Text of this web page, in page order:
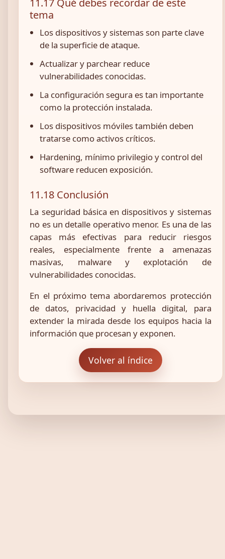
11.17 Qué debes recordar de este
tema
Los dispositivos y sistemas son parte clave
de la superficie de ataque.
Actualizar y parchear reduce
vulnerabilidades conocidas.
La configuración segura es tan importante
como la protección instalada.
Los dispositivos móviles también deben
tratarse como activos críticos.
Hardening, mínimo privilegio y control del
software reducen exposición.
11.18 Conclusión
La seguridad básica en dispositivos y sistemas
no es un detalle operativo menor. Es una de las
capas más efectivas para reducir riesgos
reales, especialmente frente a amenazas
masivas, malware y explotación de
vulnerabilidades conocidas.
En el próximo tema abordaremos protección
de datos, privacidad y huella digital, para
extender la mirada desde los equipos hacia la
información que procesan y exponen.
Volver al índice